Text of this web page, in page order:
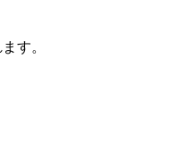
す。